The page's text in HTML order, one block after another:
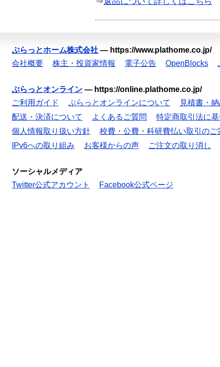
ぷらっとホーム株式会社 — https://www.plathome.co.jp/
会社概要
株主・投資家情報 電子公告 OpenBlocks
ぷらっとオンライン — https://online.plathome.co.jp/
ご利用ガイド
ぷらっとオンラインについて
見積書・
配送・決済について
よくあるご質問
特定商取引法に
個人情報取り扱い方針
校費・公費・科研費払い取引のご
IPv6への取り組み
お客様からの声 ご注文の取り消し
ソーシャルメディア
Twitter公式アカウント
Facebook公式ページ